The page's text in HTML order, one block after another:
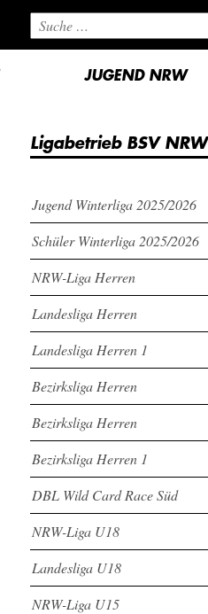
JUGEND NRW
Ligabetrieb BSV
Jugend Winterliga 2025/2026
Schüler Winterliga 2025/2026
NRW-Liga Herren
Landesliga Herren
Landesliga Herren 1
Bezirksliga Herren
Bezirksliga Herren
Bezirksliga Herren 1
DBL Wild Card Race Süd
NRW-Liga U18
Landesliga U18
NRW-Liga U15